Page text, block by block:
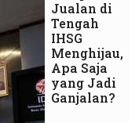
Jualan di
Tengah
IHSG
Menghijau,
Apa Saja
yang Jadi
Ganjalan?